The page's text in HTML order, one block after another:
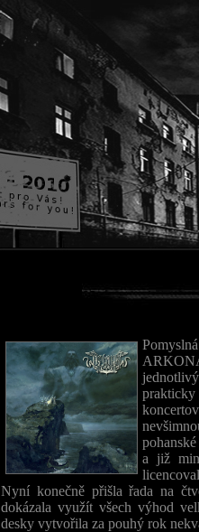
a již
Nyní konečně přišla řada na
dokázala využít všech výhod
desky vytvořila za pouhý rok